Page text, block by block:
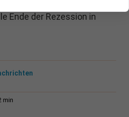
Ende der Rezession in
min